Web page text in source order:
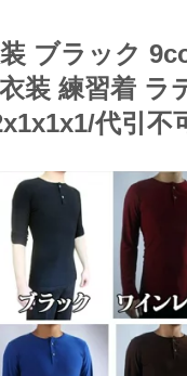
ブラック
装 練習着
代引不